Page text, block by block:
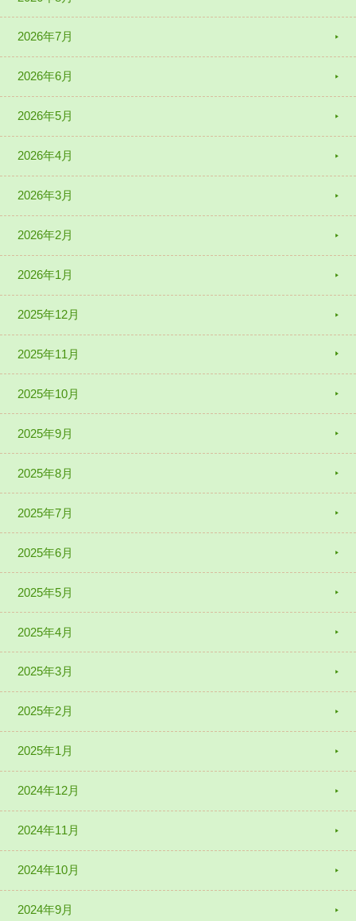
2026年7月
2026年6月
2026年5月
2026年4月
2026年3月
2026年2月
2026年1月
2025年12月
2025年11月
2025年10月
2025年9月
2025年8月
2025年7月
2025年6月
2025年5月
2025年4月
2025年3月
2025年2月
2025年1月
2024年12月
2024年11月
2024年10月
2024年9月